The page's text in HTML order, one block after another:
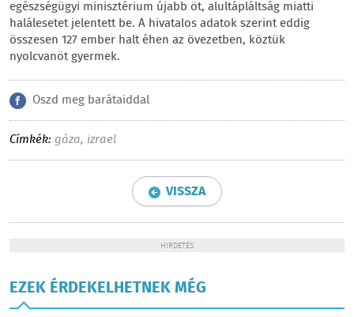
egészségügyi minisztérium újabb öt, alultápláltság miatti
halálesetet jelentett be. A hivatalos adatok szerint eddig
összesen 127 ember halt éhen az övezetben, köztük
nyolcvanöt gyermek.
Oszd meg barátaiddal
Címkék: gáza, izrael
VISSZA
HIRDETÉS
EZEK ÉRDEKELHETNEK MÉG